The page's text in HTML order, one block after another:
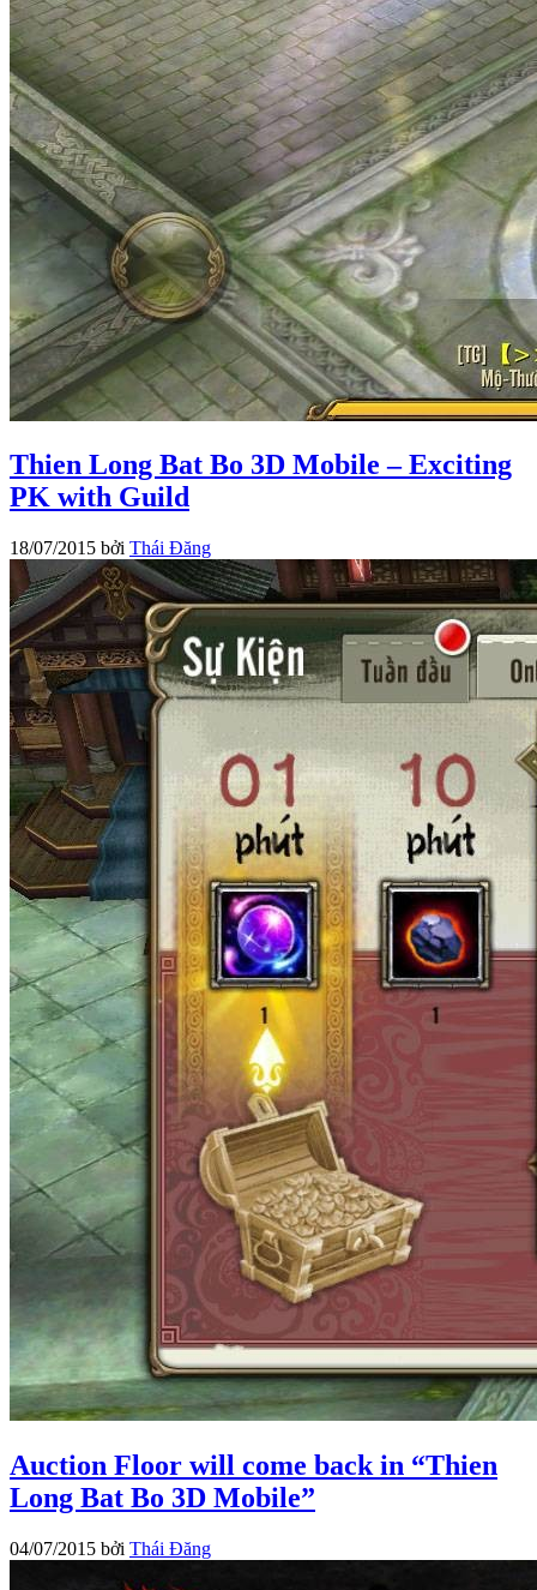
Thien Long Bat Bo 3D Mobile – Exciting
PK with Guild
18/07/2015 bởi Thái Đăng
Auction Floor will come back in “Thien
Long Bat Bo 3D Mobile”
04/07/2015 bởi Thái Đăng